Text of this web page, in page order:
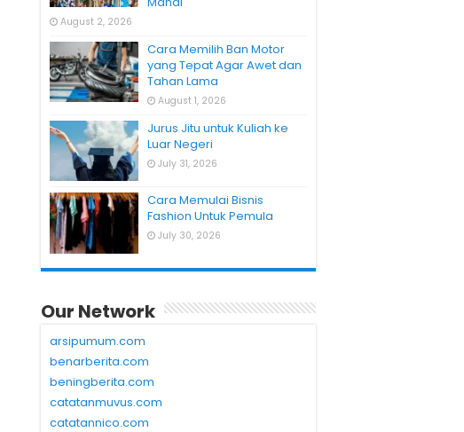
August 2, 2026
Cara Memilih Ban Motor
yang Tepat Agar Awet dan
Tahan Lama
August 1, 2026
Jurus Jitu untuk Kuliah ke
Luar Negeri
July 31, 2026
Cara Memulai Bisnis
Fashion Untuk Pemula
July 30, 2026
Our Network
arsipumum.com
benarberita.com
beningberita.com
catatanmuvus.com
catatannico.com